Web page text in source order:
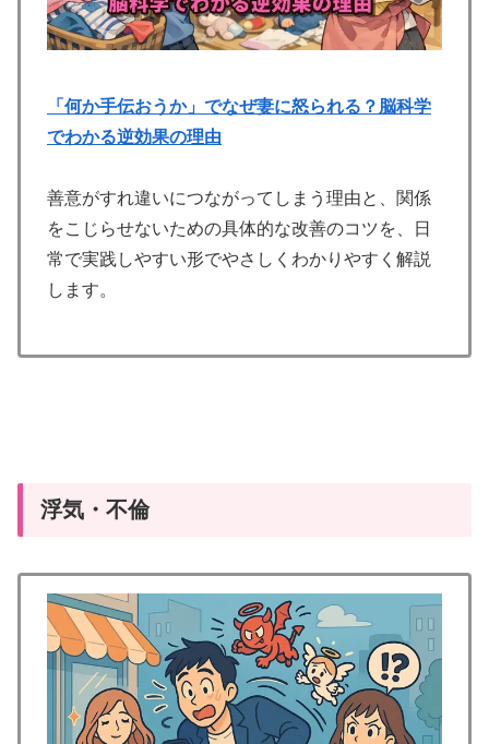
「何か手伝おうか」でなぜ妻に怒られる？脳科学
でわかる逆効果の理由
善意がすれ違いにつながってしまう理由と、関係
をこじらせないための具体的な改善のコツを、日
常で実践しやすい形でやさしくわかりやすく解説
します。
浮気・不倫